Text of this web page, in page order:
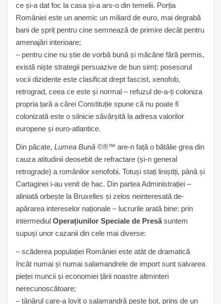
ce și-a dat foc la casa și-a ars-o din temelii. Porția
României este un anemic un miliard de euro, mai degrabă
bani de șpriț pentru cine semnează de primire decât pentru
amenajări interioare;
– pentru cine nu știe de vorbă bună și măcăne fără permis,
există niște strategii persuazive de bun simț: posesorul
vocii dizidente este clasificat drept fascist, xenofob,
retrograd, ceea ce este și normal – refuzul de-a-ți coloniza
propria țară a cărei Constituție spune că nu poate fi
colonizată este o silnicie săvârșită la adresa valorilor
europene și euro-atlantice.
Din păcate, Lumea Bună ©®™ are-n față o bătălie grea din
cauza atitudinii deosebit de refractare (și-n general
retrograde) a românilor xenofobi. Totuși stați liniștiți, până și
Cartaginei i-au venit de hac. Din partea Administrației –
aliniată orbește la Bruxelles și zelos neinteresată de-
apărarea intereselor naționale – lucrurile arată bine: prin
intermediul Operațiunilor Speciale de Presăsuntem
supuși unor cazanii din cele mai diverse:
– scăderea populației României este atât de dramatică
încât numai și numai salamandrele de import sunt salvarea
pieței muncii și economiei țării noastre altminteri
nerecunoscătoare;
– tânărul care-a lovit o salamandră peste bot, prins de un